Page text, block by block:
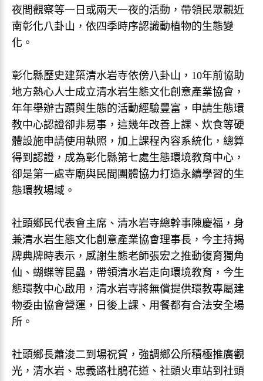
夜間觀察等一日或兩天一夜的活動，帶領民眾親近
南彰化八卦山，依四季時序認識動植物的生態變
化。
彰化縣歷史建築清水岩寺依傍八卦山，10年前協助
地方熱心人士成立清水岩生態文化創意產業協會，
年年舉辦古蹟與生態的活動經驗豐富，申請生態環
教中心認證卻非易事，這幾年改善上課、炊食等硬
體設施申請使用執照，加上課程內容系統化，總算
得到認證，成為彰化縣第七處生態環境教育中心，
卻是第一處寺廟與民間團體協力打造永續學習的生
態環教場域。
社頭鄉民代表會主席、清水岩寺總幹事陳慶福，身
兼清水岩生態文化創意產業協會理事長，今主持揭
牌典牌時表示，感謝生態老師張宏之推動復育獨角
仙、蝴蝶等昆蟲，帶領清水岩走向環境教育，今生
態環教中心啟用，清水岩寺將無償提供環教專屬建
物委由協會營運，日後上課、用餐都有合法安全場
所。
社頭鄉長蕭浚二到場祝賀，強調鄉公所積極推廣觀
光，清水岩、忠義路杜鵑花道、社頭火車站到社頭